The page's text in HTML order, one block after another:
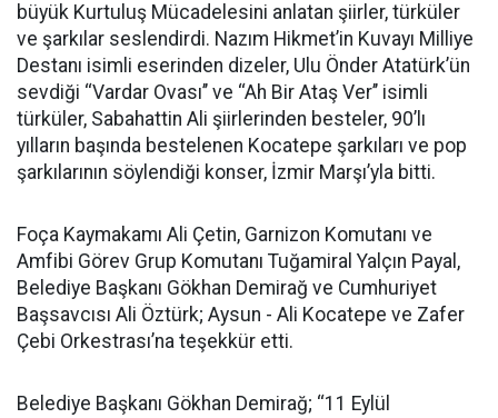
büyük Kurtuluş Mücadelesini anlatan şiirler, türküler
ve şarkılar seslendirdi. Nazım Hikmet’in Kuvayı Milliye
Destanı isimli eserinden dizeler, Ulu Önder Atatürk’ün
sevdiği ‘‘Vardar Ovası’’ ve ‘‘Ah Bir Ataş Ver’’ isimli
türküler, Sabahattin Ali şiirlerinden besteler, 90’lı
yılların başında bestelenen Kocatepe şarkıları ve pop
şarkılarının söylendiği konser, İzmir Marşı’yla bitti.
Foça Kaymakamı Ali Çetin, Garnizon Komutanı ve
Amfibi Görev Grup Komutanı Tuğamiral Yalçın Payal,
Belediye Başkanı Gökhan Demirağ ve Cumhuriyet
Başsavcısı Ali Öztürk; Aysun - Ali Kocatepe ve Zafer
Çebi Orkestrası’na teşekkür etti.
Belediye Başkanı Gökhan Demirağ; ‘‘11 Eylül